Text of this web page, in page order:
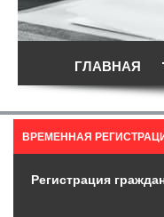
ГЛАВНАЯ
ВРЕМЕННАЯ
Регистрация